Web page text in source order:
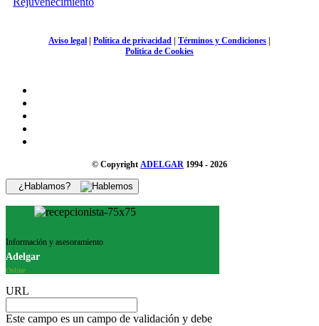
Aviso legal | Política de privacidad | Términos y Condiciones |
Política de Cookies
© Copyright ADELGAR 1994 - 2026
¿Hablamos?
Información y asesoramiento
Adelgar
Online
URL
Este campo es un campo de validación y debe